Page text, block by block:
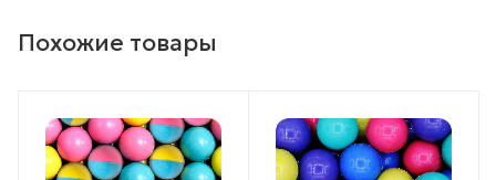
Похожие товары